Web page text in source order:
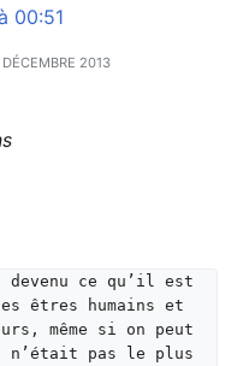
00:51
2013
devenu ce qu’il est
êtres humains et
même si on peut
n’était pas le plus